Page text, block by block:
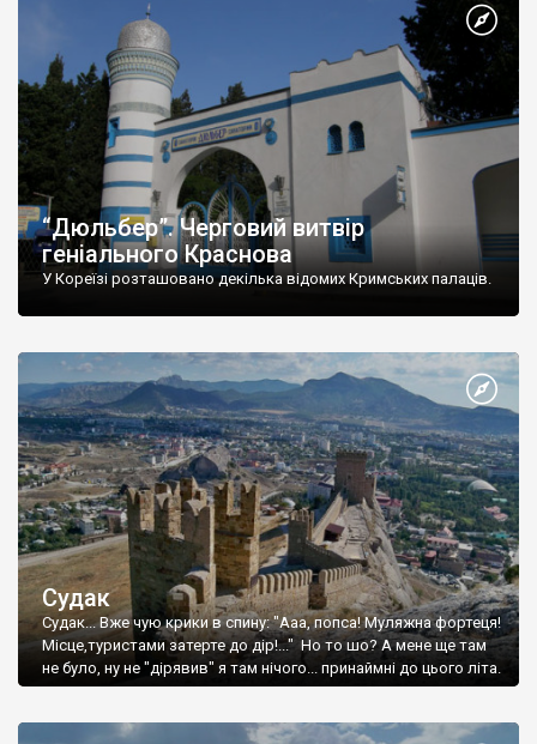
“Дюльбер”. Черговий витвір
геніального Краснова
У Кореїзі розташовано декілька відомих Кримських палаців.
Судак
Судак... Вже чую крики в спину: "Ааа, попса! Муляжна фортеця!
Місце,туристами затерте до дір!..." Но то шо? А мене ще там
не було, ну не "дірявив" я там нічого... принаймні до цього літа.